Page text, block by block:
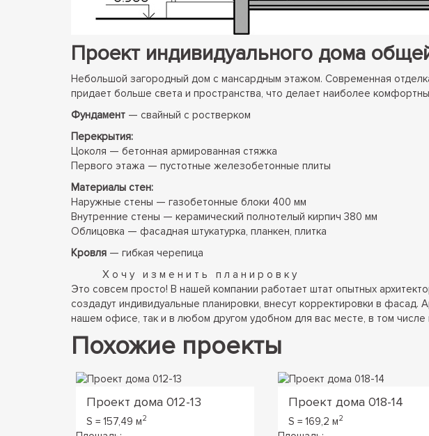
Проект индивидуального дома
Небольшой загородный дом с мансардным этажом. Современная
придает больше света и пространства, что делает наиболее
Фундамент — свайный с ростверком
Перекрытия:
Цоколя — бетонная армированная стяжка
Первого этажа — пустотные железобетонные плиты
Материалы стен:
Наружные стены — газобетонные блоки 400 мм
Внутренние стены — керамический полнотелый кирпич 380 мм
Облицовка — фасадная штукатурка, планкен, плитка
Кровля — гибкая черепица
Хочу изменить планировку
Это совсем просто! В нашей компании работает штат опытных
создадут индивидуальные планировки, внесут корректировки в фасад.
нашем офисе, так и в любом другом удобном для вас месте, в том числе
Похожие проекты
Проект дома 012-13
S = 157,49 м2
Проект дома 018-14
S = 169,2 м2